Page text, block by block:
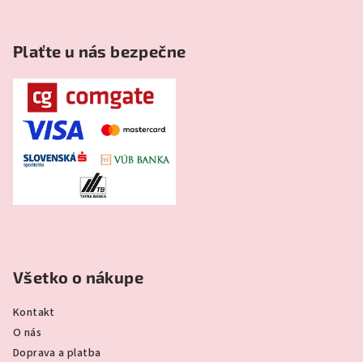
Plaťte u nás bezpečne
Všetko o nákupe
Kontakt
O nás
Doprava a platba